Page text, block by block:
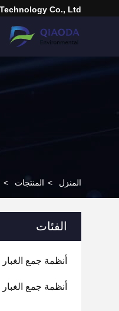
Co., Ltd.
المنزل > المنتجات >
الفئات
أنظمة جمع الغبار
أنظمة جمع